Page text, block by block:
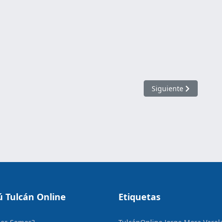
Artículo siguiente:
Siguiente
Tulcán Online Etiquetas